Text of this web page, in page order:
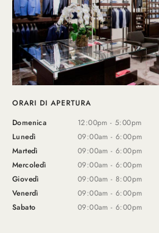
ORARI DI APERTURA
Domenica
12:00pm - 5:00pm
Lunedì
09:00am - 6:00pm
Martedì
09:00am - 6:00pm
Mercoledì
09:00am - 6:00pm
Giovedì
09:00am - 8:00pm
Venerdì
09:00am - 6:00pm
Sabato
09:00am - 6:00pm